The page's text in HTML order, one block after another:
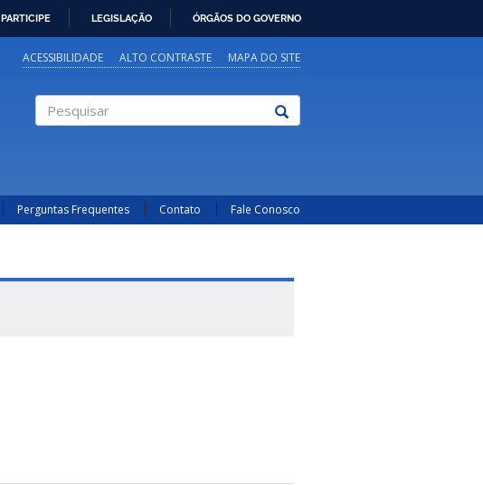
PARTICIPE LEGISLAÇÃO ÓRGÃOS DO GOVERNO
ACESSIBILIDADE ALTO CONTRASTE MAPA DO SITE
Perguntas Frequentes Contato Fale Conosco